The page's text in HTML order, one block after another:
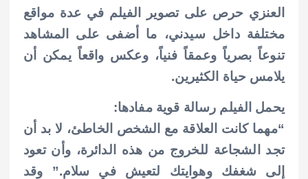
العنزي حرص على تصوير الفيلم في عدة مواقع
مختلفة داخل سيدني، ما أضفى على المشاهد
تنوعاً بصرياً وعمقاً فنياً، وعكس واقعاً يمكن أن
يلامس حياة الكثيرين.
يحمل الفيلم رسالة قوية مفادها:
“مهما كانت العلاقة مع الشخص الخاطئ، لا بد أن
تجد الشجاعة للخروج من هذه الدائرة، وأن تعود
إلى شغفك وهوايتك لتعيش في سلام.” وقد